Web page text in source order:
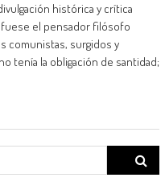
histórica y crítica
el pensador filósofo
comunistas, surgidos y
tenía la obligación de santidad;
Search
for: